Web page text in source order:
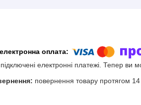
електронні платежі. Тепер
повернення товару протягом 14